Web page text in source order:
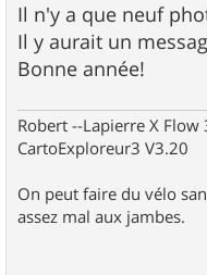
s
s
a
g
e
Il n'y a que neuf
Il y aurait un
Bonne année!
Robert --Lapierre X
CartoExploreur3 V3.20
On peut faire du vélo
assez mal aux jambes.